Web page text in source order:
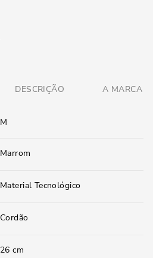
DESCRIÇÃO A MARCA
M
Marrom
Material Tecnológico
Cordão
26 cm